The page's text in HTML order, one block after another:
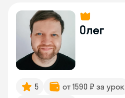
Олег
5 от 1590 ₽ за урок